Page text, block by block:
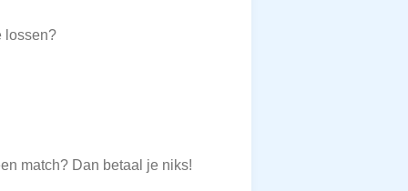
lossen?
match? Dan betaal je niks!